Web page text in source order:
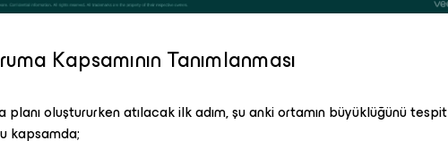
Kapsamının Tanımlanması
planı oluştururken atılacak ilk adım, şu anki ortamın büyüklüğünü tespit
kapsamda;